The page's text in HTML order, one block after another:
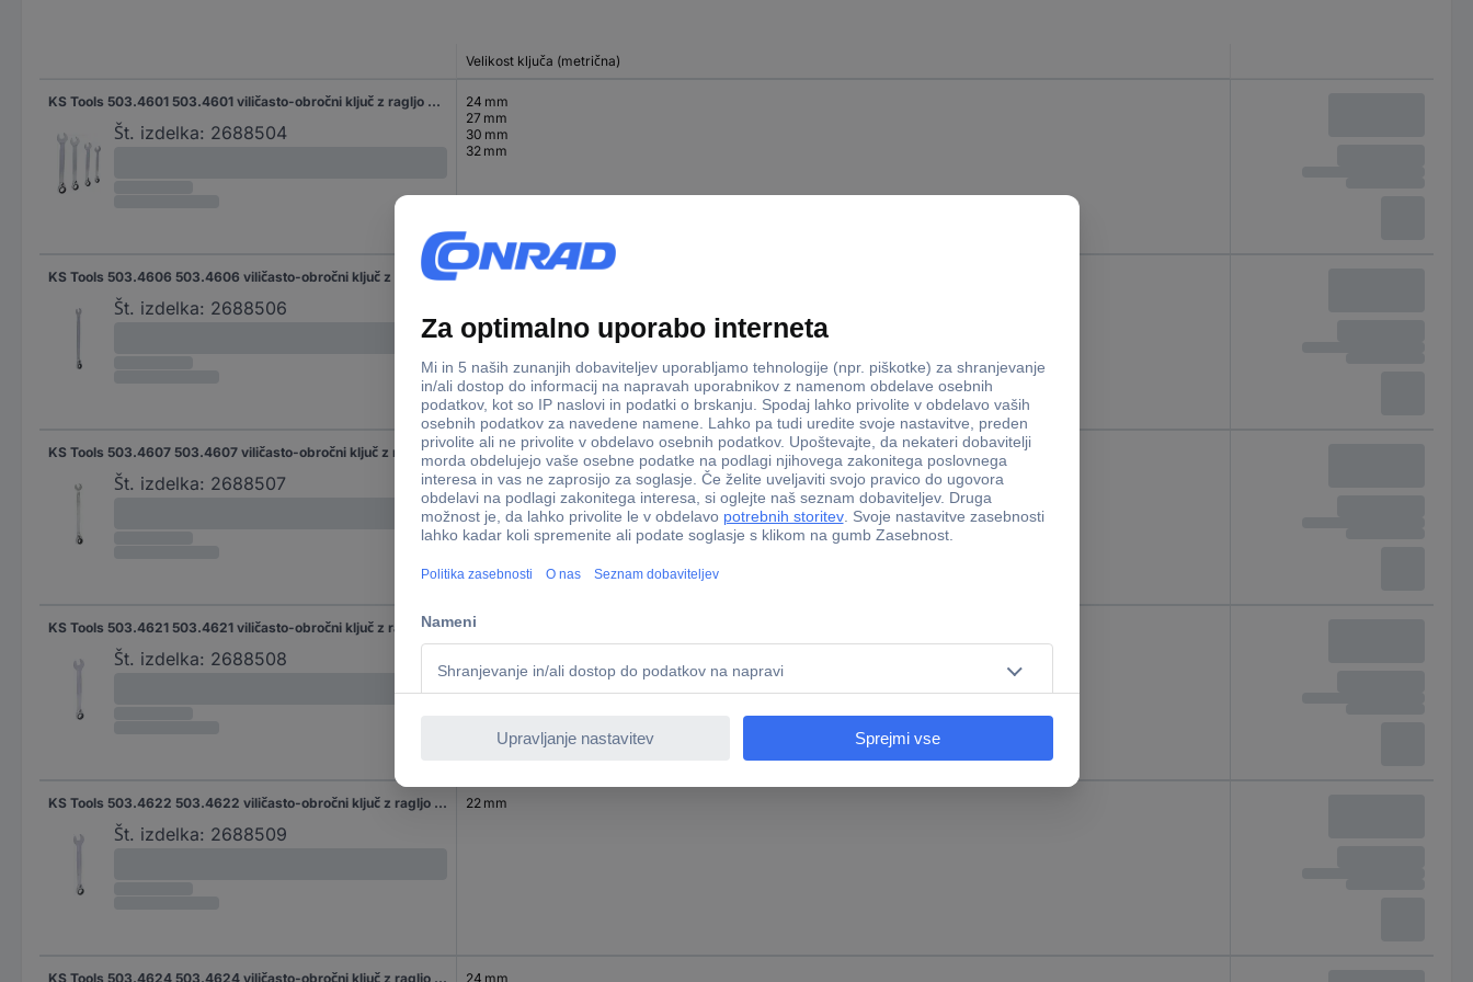
Velikost ključa (metrična)
KS Tools 503.4601 503.4601 viličasto-obročni ključ z ragljo Velikost ključa (metrična) (samo za naslov) 24 - 32 mm
Št. izdelka: 2688504
24 mm
27 mm
30 mm
32 mm
KS Tools 503.4606 503.4606 viličasto-obročni ključ z ragljo Velikost ključa (metrična) (samo za naslov) 6 mm
Št. izdelka: 2688506
KS Tools 503.4607 503.4607 viličasto-obročni ključ z ragljo Velikost ključa (metrična) (samo za naslov) 7 mm
Št. izdelka: 2688507
7 mm
KS Tools 503.4621 503.4621 viličasto-obročni ključ z ragljo Velikost ključa (metrična) (samo za naslov) 21 mm
Št. izdelka: 2688508
21 mm
KS Tools 503.4622 503.4622 viličasto-obročni ključ z ragljo Velikost ključa (metrična) (samo za naslov) 22 mm
Št. izdelka: 2688509
22 mm
KS Tools 503.4624 503.4624 viličasto-obročni ključ z ragljo Velikost ključa (metrična) (samo za naslov) 24 mm 24 mm